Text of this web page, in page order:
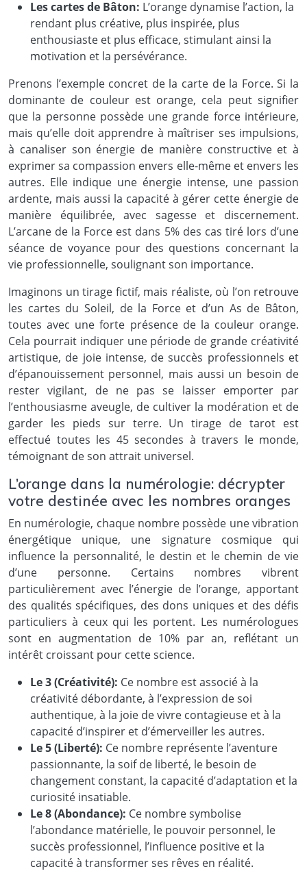
Les cartes de Bâton: L’orange dynamise l’action, la
rendant plus créative, plus inspirée, plus
enthousiaste et plus efficace, stimulant ainsi la
motivation et la persévérance.
Prenons l’exemple concret de la carte de la Force. Si la
dominante de couleur est orange, cela peut signifier
que la personne possède une grande force intérieure,
mais qu’elle doit apprendre à maîtriser ses impulsions,
à canaliser son énergie de manière constructive et à
exprimer sa compassion envers elle-même et envers les
autres. Elle indique une énergie intense, une passion
ardente, mais aussi la capacité à gérer cette énergie de
manière équilibrée, avec sagesse et discernement.
L’arcane de la Force est dans 5% des cas tiré lors d’une
séance de voyance pour des questions concernant la
vie professionnelle, soulignant son importance.
Imaginons un tirage fictif, mais réaliste, où l’on retrouve
les cartes du Soleil, de la Force et d’un As de Bâton,
toutes avec une forte présence de la couleur orange.
Cela pourrait indiquer une période de grande créativité
artistique, de joie intense, de succès professionnels et
d’épanouissement personnel, mais aussi un besoin de
rester vigilant, de ne pas se laisser emporter par
l’enthousiasme aveugle, de cultiver la modération et de
garder les pieds sur terre. Un tirage de tarot est
effectué toutes les 45 secondes à travers le monde,
témoignant de son attrait universel.
L’orange dans la numérologie: décrypter
votre destinée avec les nombres oranges
En numérologie, chaque nombre possède une vibration
énergétique unique, une signature cosmique qui
influence la personnalité, le destin et le chemin de vie
d’une personne. Certains nombres vibrent
particulièrement avec l’énergie de l’orange, apportant
des qualités spécifiques, des dons uniques et des défis
particuliers à ceux qui les portent. Les numérologues
sont en augmentation de 10% par an, reflétant un
intérêt croissant pour cette science.
Le 3 (Créativité): Ce nombre est associé à la
créativité débordante, à l’expression de soi
authentique, à la joie de vivre contagieuse et à la
capacité d’inspirer et d’émerveiller les autres.
Le 5 (Liberté): Ce nombre représente l’aventure
passionnante, la soif de liberté, le besoin de
changement constant, la capacité d’adaptation et la
curiosité insatiable.
Le 8 (Abondance): Ce nombre symbolise
l’abondance matérielle, le pouvoir personnel, le
succès professionnel, l’influence positive et la
capacité à transformer ses rêves en réalité.